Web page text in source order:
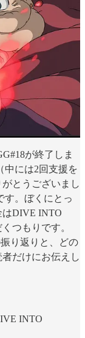
が終了しま
中には2回支援を
とうございまし
す。ぼくにとっ
はDIVE INTO
つもりです。
り返りと、どの
だけにお伝えし
INTO